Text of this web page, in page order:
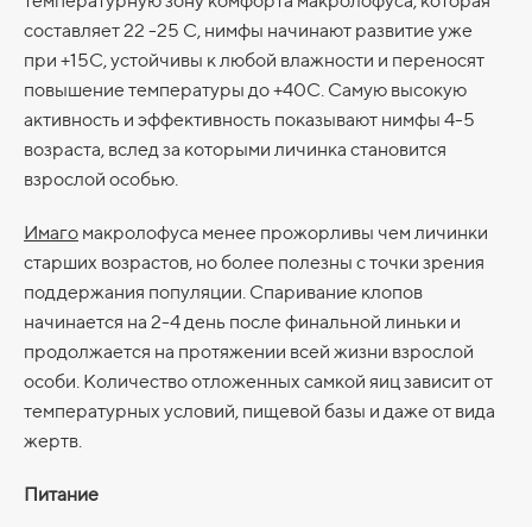
составляет 22 -25 С, нимфы начинают развитие уже
при +15С, устойчивы к любой влажности и переносят
повышение температуры до +40С. Самую высокую
активность и эффективность показывают нимфы 4-5
возраста, вслед за которыми личинка становится
взрослой особью.
Имаго макролофуса менее прожорливы чем личинки
старших возрастов, но более полезны с точки зрения
поддержания популяции. Спаривание клопов
начинается на 2-4 день после финальной линьки и
продолжается на протяжении всей жизни взрослой
особи. Количество отложенных самкой яиц зависит от
температурных условий, пищевой базы и даже от вида
жертв.
Питание